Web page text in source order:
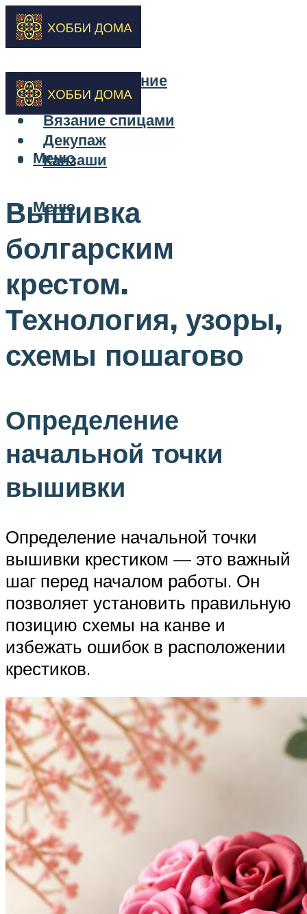
Бисероплетение
Вышивка
Вязание спицами
Декупаж
Канзаши
Меню
Меню
Вышивка
болгарским
крестом.
Технология, узоры,
схемы пошагово
Определение
начальной точки
вышивки
Определение начальной точки
вышивки крестиком — это важный
шаг перед началом работы. Он
позволяет установить правильную
позицию схемы на канве и
избежать ошибок в расположении
крестиков.